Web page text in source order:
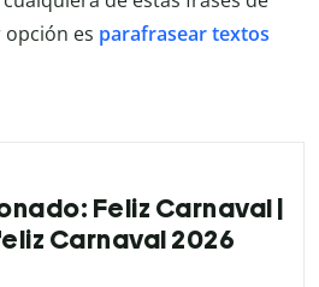
opción es parafrasear textos
Feliz Carnaval |
Carnaval 2026